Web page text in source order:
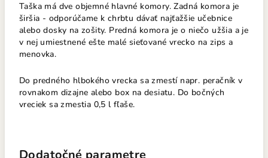
Taška má dve objemné hlavné komory. Zadná komora je
širšia - odporúčame k chrbtu dávať najťažšie učebnice
alebo dosky na zošity. Predná komora je o niečo užšia a je
v nej umiestnené ešte malé sieťované vrecko na zips a
menovka.
Do predného hlbokého vrecka sa zmestí napr. peračník v
rovnakom dizajne alebo box na desiatu. Do bočných
vreciek sa zmestia 0,5 l fľaše.
Dodatočné parametre